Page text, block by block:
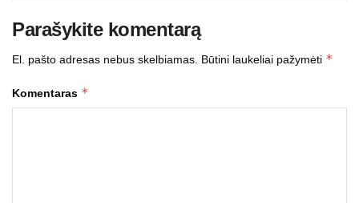
Parašykite komentarą
El. pašto adresas nebus skelbiamas. Būtini laukeliai pažymėti *
Komentaras *